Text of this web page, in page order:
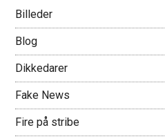
Billeder
Blog
Dikkedarer
Fake News
Fire på stribe